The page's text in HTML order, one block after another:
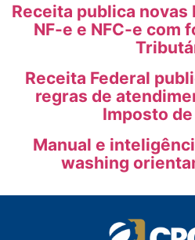
Receita publica novas
NF-e e NFC-e com
Receita Federal
regras de
Imposto de
Manual e
washing